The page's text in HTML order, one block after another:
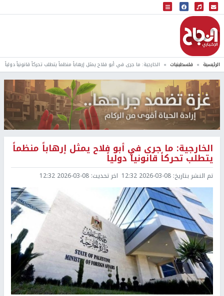
البث المباشر
إذاعة النجاح
الرئيسية فلسطينيات الخارجية: ما جرى في أبو فلاح يمثل إرهاباً منظماً يتطلب تحركاً قانونياً دولياً
الخارجية: ما جرى في أبو فلاح يمثل إرهاباً منظماً
يتطلب تحركاً قانونياً دولياً
تم النشر بتاريخ: 2026-03-08 12:32 اخر تحديث: 2026-03-08 12:32